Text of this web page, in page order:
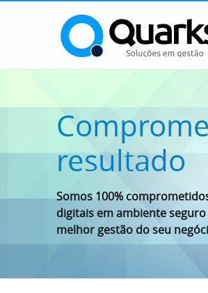
resultado
Somos 100%
digitais em ambiente
melhor gestão do seu